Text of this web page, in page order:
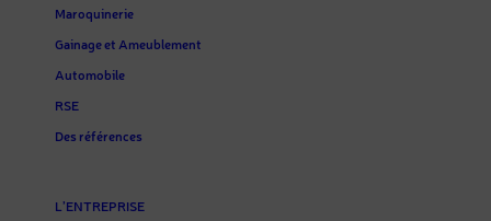
Maroquinerie
Gainage et Ameublement
Automobile
RSE
Des références
L’ENTREPRISE
Courrier de l'Ouest
8 OCTOBRE 2021